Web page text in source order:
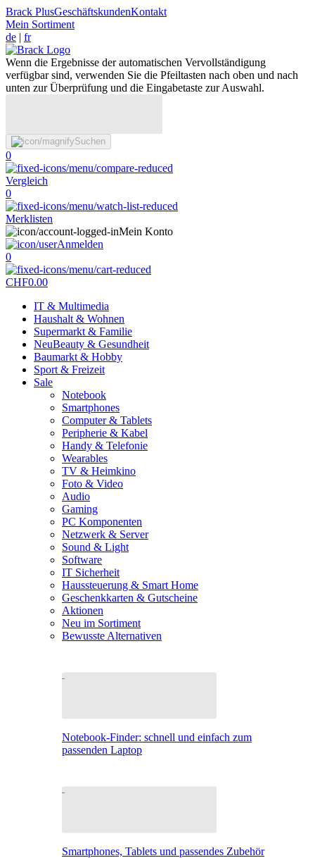
Brack PlusGeschäftskundenKontakt
Mein Sortiment
de | fr
Wenn die Ergebnisse der automatischen Vervollständigung
verfügbar sind, verwenden Sie die Pfeiltasten nach oben und nach
unten zur Überprüfung und die Eingabetaste zur Auswahl.
Suchen
0
Vergleich
0
Merklisten
Mein Konto
Anmelden
0
CHF0.00
IT & Multimedia
Haushalt & Wohnen
Supermarkt & Familie
NeuBeauty & Gesundheit
Baumarkt & Hobby
Sport & Freizeit
Sale
Notebook
Smartphones
Computer & Tablets
Peripherie & Kabel
Handy & Telefonie
Wearables
TV & Heimkino
Foto & Video
Audio
Gaming
PC Komponenten
Netzwerk & Server
Sound & Light
Software
IT Sicherheit
Haussteuerung & Smart Home
Geschenkkarten & Gutscheine
Aktionen
Neu im Sortiment
Bewusste Alternativen
Notebook-Finder: schnell und einfach zum
passenden Laptop
Smartphones, Tablets und passendes Zubehör